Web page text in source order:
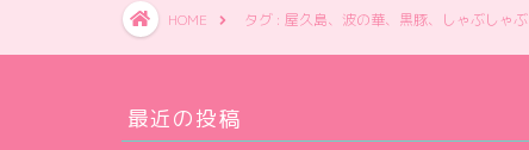
HOME タグ : 屋久島、波の華、黒豚、しゃぶしゃぶ
最近の投稿